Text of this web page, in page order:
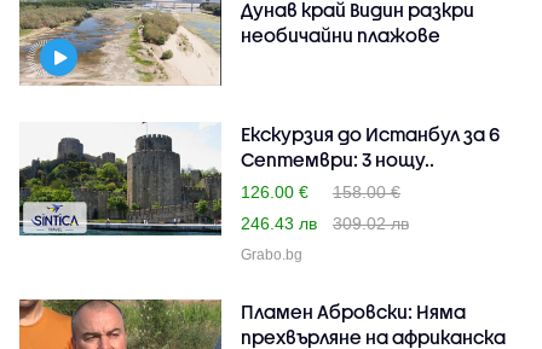
Дунав край Видин разкри
необичайни плажове
Екскурзия до Истанбул за 6
Септември: 3 нощу..
126.00 €
158.00 €
246.43 лв
309.02 лв
Grabo.bg
Пламен Абровски: Няма
прехвърляне на африканска